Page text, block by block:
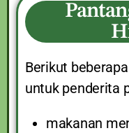
Berikut
untuk penderita
makanan